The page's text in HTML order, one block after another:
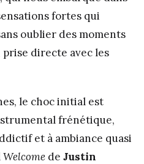
fortes qui
oublier des moments
directe avec les
le choc initial est
frénétique,
et à ambiance quasi
Welcome de Justin